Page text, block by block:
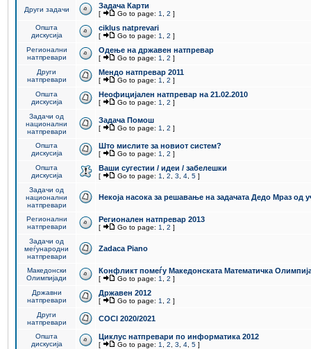
Други задачи Задача Карти
[ Go to page: 1 2 ]
Општа
дискусија
ciklus natprevari
[ Go to page: 1 2 ]
Регионални
натпревари
Одење на државен натпревар
[ Go to page: 1 2 ]
Други
натпревари
Мендо натпревар 2011
[ Go to page: 1 2 ]
Општа
дискусија
Неофицијален натпревар на 21.02.2010
[ Go to page: 1 2 ]
Задачи од
национални
натпревари
Задача Помош
[ Go to page: 1 2 ]
Општа
дискусија
Што мислите за новиот систем?
[ Go to page: 1 2 ]
Општа
дискусија
Ваши сугестии / идеи / забелешки
[ Go to page: 1 2 3 4 5 ]
Задачи од
национални
натпревари
Некоја насока за решавање на задачата Дедо Мраз од
Регионални
натпревари
Регионален натпревар 2013
[ Go to page: 1 2 ]
Задачи од
меѓународни
натпревари
Zadaca Piano
Македонски
Олимпијади
Конфликт помеѓу Македонската Математичка
[ Go to page: 1 2 ]
Државни
натпревари
Државен 2012
[ Go to page: 1 2 ]
Други
натпревари
COCI 2020/2021
Општа
дискусија
Циклус натпревари по информатика 2012
[ Go to page: 1 2 3 4 5 ]